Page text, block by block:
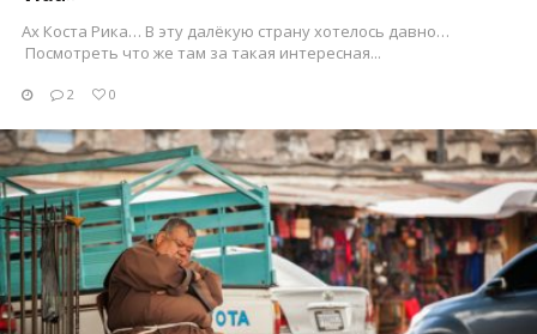
Ах Коста Рика… В эту далёкую страну хотелось давно…
Посмотреть что же там за такая интересная...
2 0
ПОСМОТРЕТЬ